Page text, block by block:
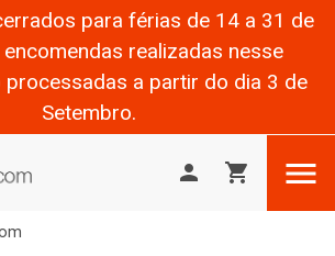
para férias de 14 a 31 de
realizadas nesse
a partir do dia 3 de
Setembro.
person shopping_cart 